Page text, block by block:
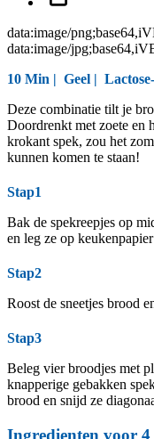
data:image/
data:image/
10 Min | Geel |
Deze combinatie tilt je
Doordrenkt met zoete en
krokant spek, zou het
kunnen komen te staan!
Stap1
Bak de spekreepjes op
en leg ze op
Stap2
Roost de sneetjes brood
Stap3
Beleg vier broodjes met
knapperige gebakken
brood en snijd ze
Ingredienten voor 4